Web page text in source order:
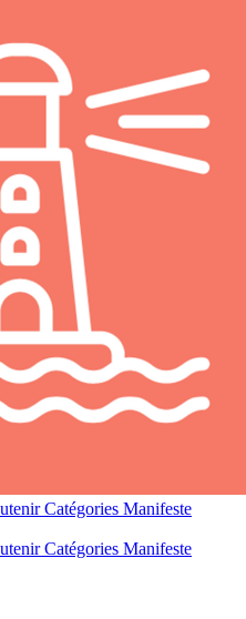
Catégories Manifeste
Catégories Manifeste